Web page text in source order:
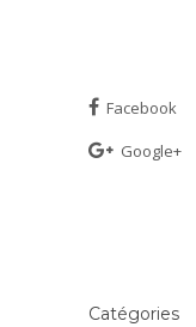
Facebook
Google+
Catégories